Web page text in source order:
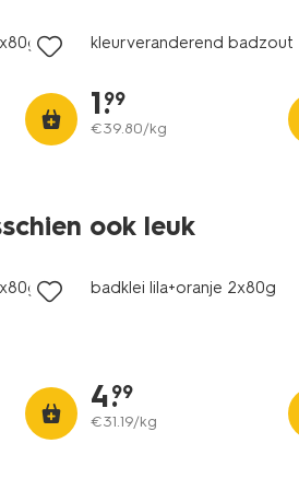
kleurveranderend badzout
1.
99
€39.80/kg
ook leuk
2+1 gratis
badklei lila+oranje 2x80g
4.
99
€31.19/kg